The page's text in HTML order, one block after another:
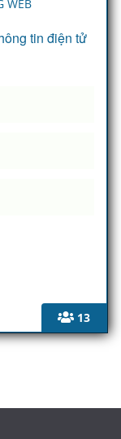
13
WEB
tin điện tử